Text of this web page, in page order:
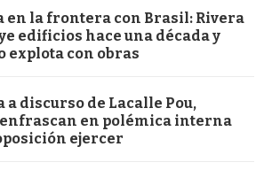
en la frontera con Brasil: Rivera
edificios hace una década y
explota con obras
a discurso de Lacalle Pou,
en polémica interna
ejercer